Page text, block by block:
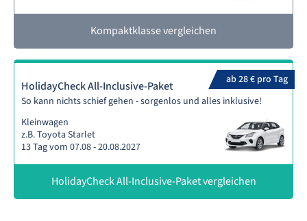
Kompaktklasse vergleichen
ab 28 € pro Tag
HolidayCheck All-Inclusive-Paket
So kann nichts schief gehen - sorgenlos und alles inklusive!
Kleinwagen
z.B. Toyota Starlet
13 Tag vom 07.08 - 20.08.2027
HolidayCheck All-Inclusive-Paket vergleichen